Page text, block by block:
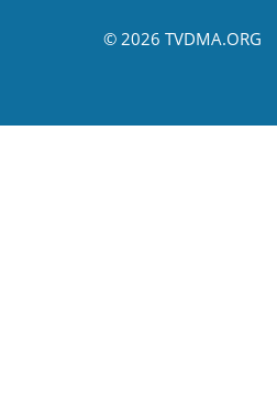
© 2026 TVDMA.ORG